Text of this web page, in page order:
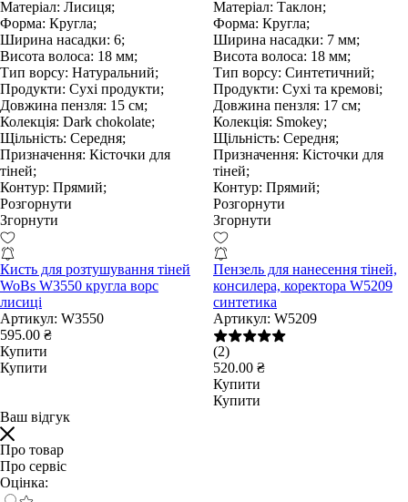
Матеріал: Лисиця;
Форма: Кругла;
Ширина насадки: 6;
Висота волоса: 18 мм;
Тип ворсу: Натуральний;
Продукти: Сухі продукти;
Довжина пензля: 15 см;
Колекція: Dark chokolate;
Щільність: Середня;
Призначення: Кісточки для
тіней;
Контур: Прямий;
Розгорнути
Згорнути
Кисть для розтушування тіней
WoBs W3550 кругла ворс
лисиці
Артикул: W3550
595.00 ₴
Купити
Купити
Матеріал: Таклон;
Форма: Кругла;
Ширина насадки: 7 мм;
Висота волоса: 18 мм;
Тип ворсу: Синтетичний;
Продукти: Сухі та кремові;
Довжина пензля: 17 см;
Колекція: Smokey;
Щільність: Середня;
Призначення: Кісточки для
тіней;
Контур: Прямий;
Розгорнути
Згорнути
Пензель для нанесення тіней,
консилера, коректора W5209
синтетика
Артикул: W5209
(2)
520.00 ₴
Купити
Купити
Ваш відгук
Про товар
Про сервіс
Оцінка: